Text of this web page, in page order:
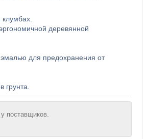
деревянной
для предохранения от
грунта.
поставщиков.